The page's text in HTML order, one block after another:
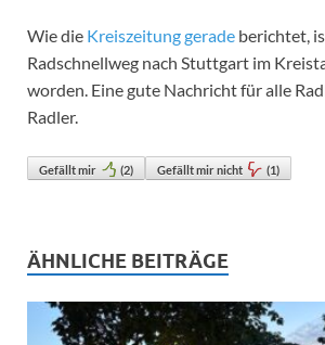
Wie die Kreiszeitung gerade berichtet,
Radschnellweg nach Stuttgart im
worden. Eine gute Nachricht für alle
Radler.
Gefällt mir (2) Gefällt mir nicht (1)
ÄHNLICHE BEITRÄGE